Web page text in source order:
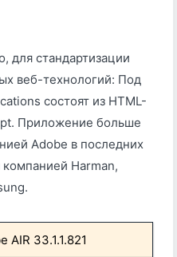
для стандартизации
веб-технологий: Под
состоят из HTML-
Приложение больше
Adobe в последних
Harman,
AIR 33.1.1.821